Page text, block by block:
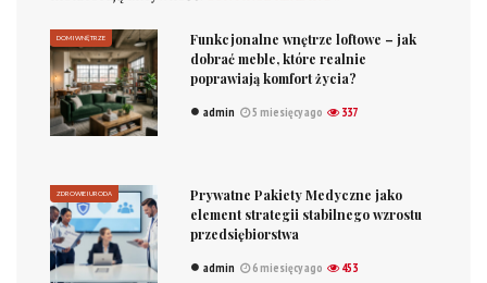
DOM I WNĘTRZE
Funkcjonalne wnętrze loftowe – jak
dobrać meble, które realnie
poprawiają komfort życia?
admin 5 miesięcy ago 337
ZDROWIE I URODA
Prywatne Pakiety Medyczne jako
element strategii stabilnego wzrostu
przedsiębiorstwa
admin 6 miesięcy ago 453